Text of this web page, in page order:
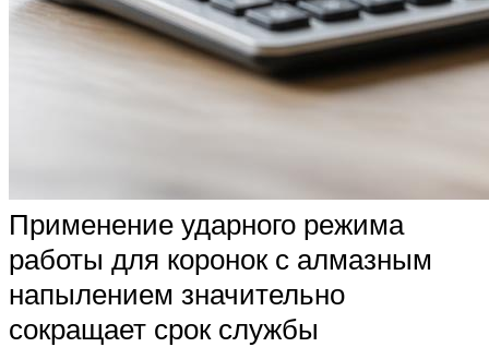
Применение ударного режима
работы для коронок с алмазным
напылением значительно
сокращает срок службы